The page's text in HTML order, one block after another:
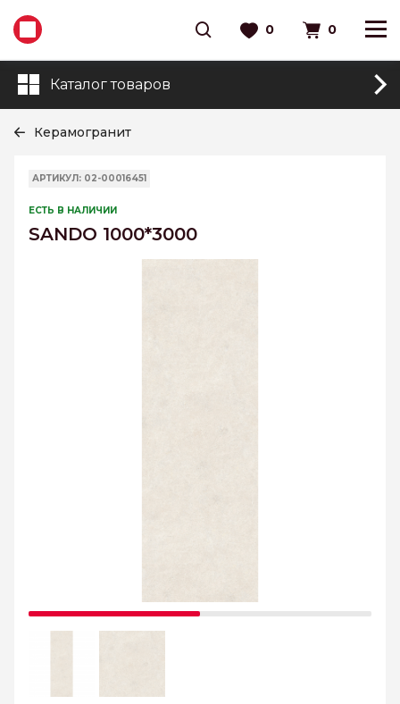
0 0
Каталог товаров
Керамогранит
АРТИКУЛ: 02-00016451
ЕСТЬ В НАЛИЧИИ
SANDO 1000*3000